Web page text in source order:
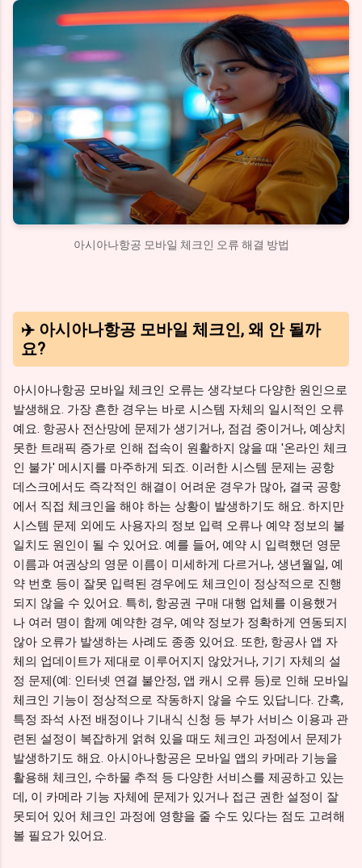
아시아나항공 모바일 체크인 오류 해결 방법
✈️ 아시아나항공 모바일 체크인, 왜 안 될까
요?
아시아나항공 모바일 체크인 오류는 생각보다 다양한 원인으로
발생해요. 가장 흔한 경우는 바로 시스템 자체의 일시적인 오류
예요. 항공사 전산망에 문제가 생기거나, 점검 중이거나, 예상치
못한 트래픽 증가로 인해 접속이 원활하지 않을 때 '온라인 체크
인 불가' 메시지를 마주하게 되죠. 이러한 시스템 문제는 공항
데스크에서도 즉각적인 해결이 어려운 경우가 많아, 결국 공항
에서 직접 체크인을 해야 하는 상황이 발생하기도 해요. 하지만
시스템 문제 외에도 사용자의 정보 입력 오류나 예약 정보의 불
일치도 원인이 될 수 있어요. 예를 들어, 예약 시 입력했던 영문
이름과 여권상의 영문 이름이 미세하게 다르거나, 생년월일, 예
약 번호 등이 잘못 입력된 경우에도 체크인이 정상적으로 진행
되지 않을 수 있어요. 특히, 항공권 구매 대행 업체를 이용했거
나 여러 명이 함께 예약한 경우, 예약 정보가 정확하게 연동되지
않아 오류가 발생하는 사례도 종종 있어요. 또한, 항공사 앱 자
체의 업데이트가 제대로 이루어지지 않았거나, 기기 자체의 설
정 문제(예: 인터넷 연결 불안정, 앱 캐시 오류 등)로 인해 모바일
체크인 기능이 정상적으로 작동하지 않을 수도 있답니다. 간혹,
특정 좌석 사전 배정이나 기내식 신청 등 부가 서비스 이용과 관
련된 설정이 복잡하게 얽혀 있을 때도 체크인 과정에서 문제가
발생하기도 해요. 아시아나항공은 모바일 앱의 카메라 기능을
활용해 체크인, 수하물 추적 등 다양한 서비스를 제공하고 있는
데, 이 카메라 기능 자체에 문제가 있거나 접근 권한 설정이 잘
못되어 있어 체크인 과정에 영향을 줄 수도 있다는 점도 고려해
볼 필요가 있어요.